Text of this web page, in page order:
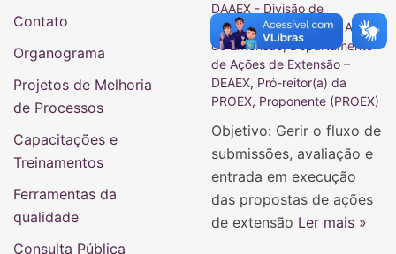
DAAEX - Divisão de
Acompanhamento das Ações
de Extensão,Departamento
de Ações de Extensão –
DEAEX, Pró-reitor(a) da
PROEX, Proponente (PROEX)
Objetivo: Gerir o fluxo de
submissões, avaliação e
entrada em execução
das propostas de ações
de extensão Ler mais »
Contato
Organograma
Projetos de Melhoria
de Processos
Capacitações e
Treinamentos
Ferramentas da
qualidade
Consulta Pública